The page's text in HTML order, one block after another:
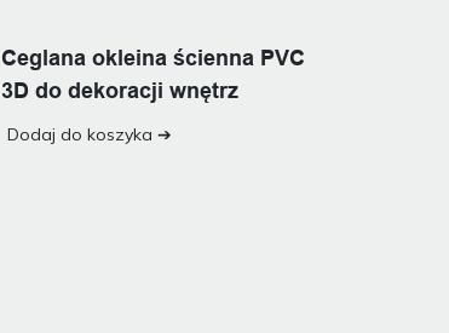
Ceglana okleina ścienna PVC
3D do dekoracji wnętrz
Dodaj do koszyka ➔